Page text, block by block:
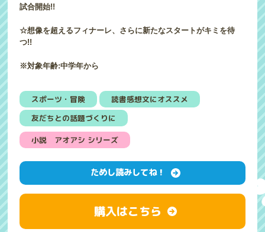
試合開始!!
☆想像を超えるフィナーレ、さらに新たなスタートがキミを待
つ!!
※対象年齢:中学年から
スポーツ・冒険
読書感想文にオススメ
友だちとの話題づくりに
小説 アオアシ シリーズ
ためし読みしてね！
購入はこちら